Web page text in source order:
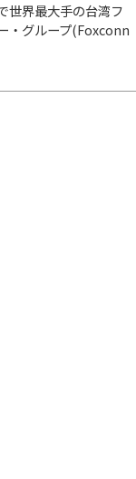
世界最大手の台湾フ
・グループ(Foxconn